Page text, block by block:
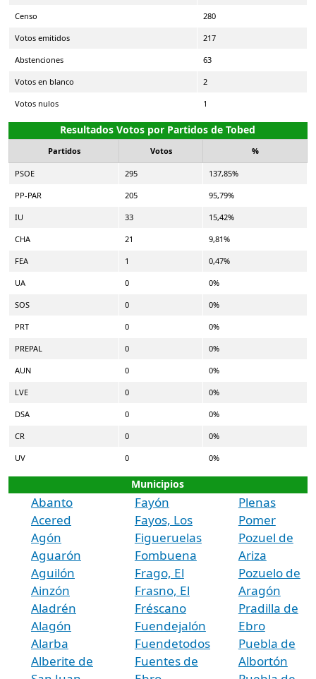
Censo 280
Votos emitidos 217
Abstenciones 63
Votos en blanco 2
Votos nulos 1
Resultados Votos por Partidos de Tobed
Partidos Votos %
PSOE 295 137,85%
PP-PAR 205 95,79%
IU 33 15,42%
CHA 21 9,81%
FEA 1 0,47%
UA 0 0%
SOS 0 0%
PRT 0 0%
PREPAL 0 0%
AUN 0 0%
LVE 0 0%
DSA 0 0%
CR 0 0%
UV 0 0%
Municipios
Abanto
Acered
Agón
Aguarón
Aguilón
Ainzón
Aladrén
Alagón
Alarba
Alberite de
Fayón
Fayos, Los
Figueruelas
Fombuena
Frago, El
Frasno, El
Fréscano
Fuendejalón
Fuendetodos
Fuentes de
Plenas
Pomer
Pozuel de
Ariza
Pozuelo de
Aragón
Pradilla de
Ebro
Puebla de
Albortón